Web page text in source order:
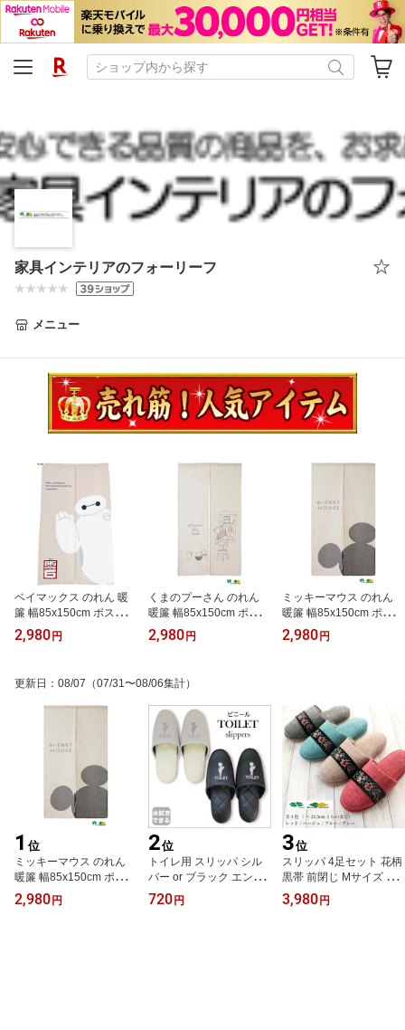
家具インテリアのフォーリーフ
メニュー
ベイマックス のれん 暖
簾 幅85x150cm ポスト投
函 送料無料 日本全国お
届け 公式キャラクターグ
仕切り ディズニー キャ
ラクター ポスト入れお届
間指定不可
2,980 円
くまのプーさん のれん
暖簾 幅85x150cm ポスト
投函 送料無料 日本全国
お届け アウトレット品
い おしゃれ かわいい タ
ペストリー 間仕切り デ
ィズニー キャラクター
ポスト入れお届け 北欧
和風 他商品と同梱不可
2,980 円
ミッキーマウス のれん
暖簾 幅85x150cm ポスト
投函 送料無料 日本全国
お届け アウトレット品
トリー 間仕切り ディズ
ニー 北欧 和風 ミツマル
ミッキー 隠れミッキー
他商品と同梱不可
2,980 円
更新日 ： 08/07 （07/31〜08/06集計）
1 位
ミッキーマウス のれん
暖簾 幅85x150cm ポスト
投函 送料無料 日本全国
お届け アウトレット品
2,980 円
2位
トイレ用 スリッパ シル
バー or ブラック エンゼ
ル刺繍 TOILET アウトレ
ット品 クリニック 診療
720 円
3位
スリッパ 4足セット 花柄
黒帯 前閉じ Mサイズ 滑
りにくい加工 おしゃれ
スリッパセット 来客用
3,980 円